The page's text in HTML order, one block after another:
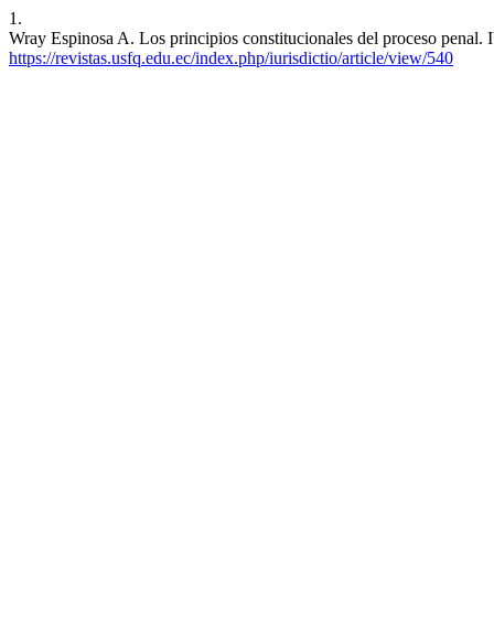
1.
Wray Espinosa A. Los principios constitucionales del proceso
https://revistas.usfq.edu.ec/index.php/iurisdictio/article/view/540